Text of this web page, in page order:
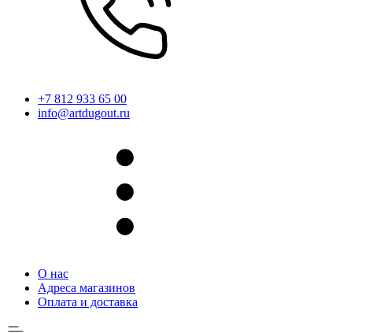
+7 812 933 65 00
info@artdugout.ru
О нас
Адреса магазинов
Оплата и доставка